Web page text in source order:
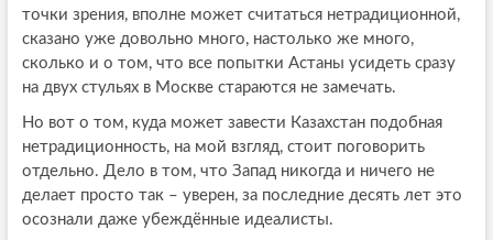
точки зрения, вполне может считаться нетрадиционной,
сказано уже довольно много, настолько же много,
сколько и о том, что все попытки Астаны усидеть сразу
на двух стульях в Москве стараются не замечать.
Но вот о том, куда может завести Казахстан подобная
нетрадиционность, на мой взгляд, стоит поговорить
отдельно. Дело в том, что Запад никогда и ничего не
делает просто так – уверен, за последние десять лет это
осознали даже убеждённые идеалисты.